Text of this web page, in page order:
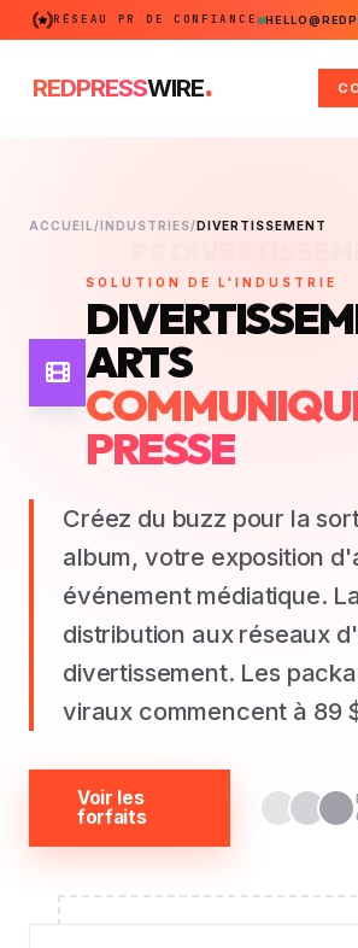
RÉSEAU PR DE CONFIANCE
REDPRESSWIRE.
ACCUEIL/INDUSTRIES/DIVERTISSEMENT
SOLUTION DE L'INDUSTRIE
ARTS
PRESSE
Créez du buzz pour la
album, votre exposition
événement médiatique.
distribution aux réseaux
divertissement. Les
viraux commencent à 89
Voir les
forfaits